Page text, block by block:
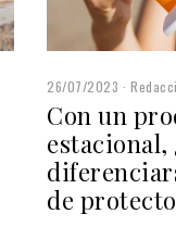
26/07/2023
Con un
estacional,
de